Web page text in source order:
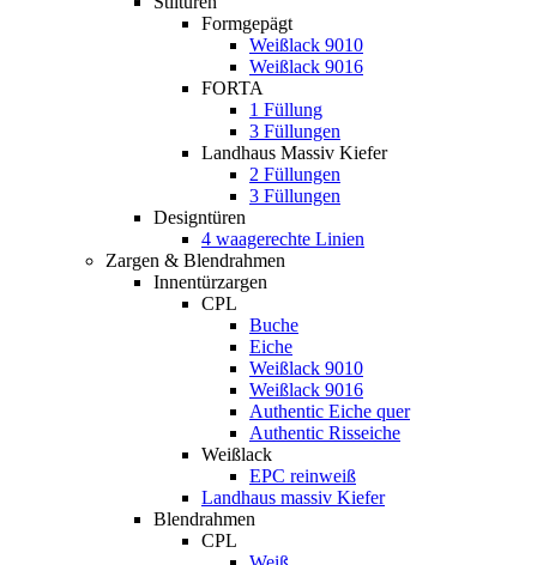
Formgepägt
Weißlack 9010
Weißlack 9016
FORTA
1 Füllung
3 Füllungen
Landhaus Massiv Kiefer
2 Füllungen
3 Füllungen
Designtüren
4 waagerechte Linien
Zargen & Blendrahmen
Innentürzargen
CPL
Buche
Eiche
Weißlack 9010
Weißlack 9016
Authentic Eiche quer
Authentic Risseiche
Weißlack
EPC reinweiß
Landhaus massiv Kiefer
Blendrahmen
CPL